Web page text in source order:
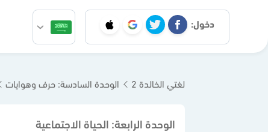
دخول:
لغتي الخالدة 2 الوحدة السادسة: حرف وهوايات
الوحدة الرابعة: الحياة الاجتماعية